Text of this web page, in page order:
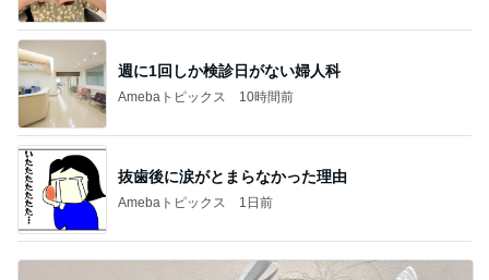
週に1回しか検診日がない婦人科
Amebaトピックス 10時間前
抜歯後に涙がとまらなかった理由
Amebaトピックス 1日前